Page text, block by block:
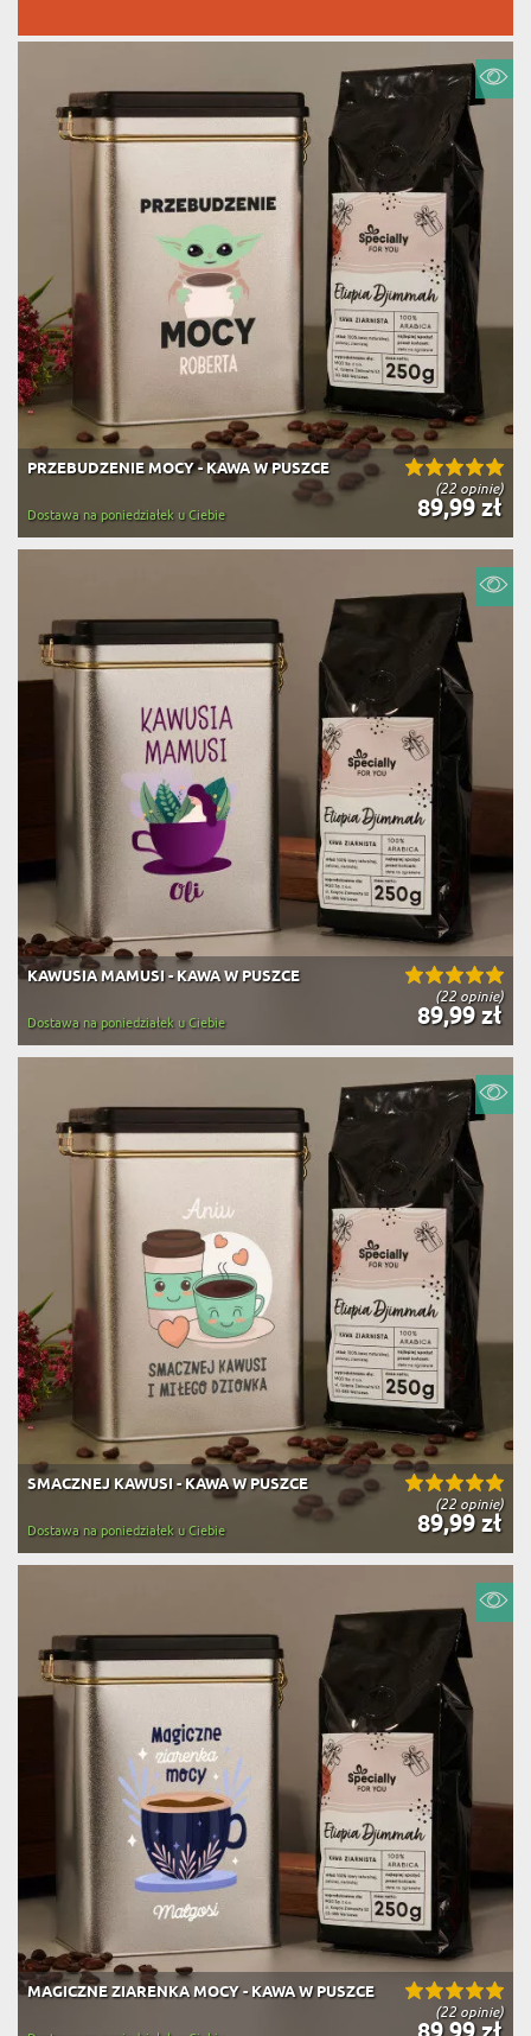
(22 opinie)
PRZEBUDZENIE MOCY - KAWA W PUSZCE
89,99 zł
Dostawa na poniedziałek u Ciebie
(22 opinie)
KAWUSIA MAMUSI - KAWA W PUSZCE
89,99 zł
Dostawa na poniedziałek u Ciebie
(22 opinie)
SMACZNEJ KAWUSI - KAWA W PUSZCE
89,99 zł
Dostawa na poniedziałek u Ciebie
(22 opinie)
MAGICZNE ZIARENKA MOCY - KAWA W PUSZCE